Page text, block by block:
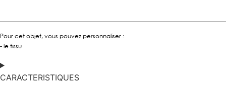
Pour cet objet, vous pouvez personnaliser :
- le tissu
CARACTERISTIQUES